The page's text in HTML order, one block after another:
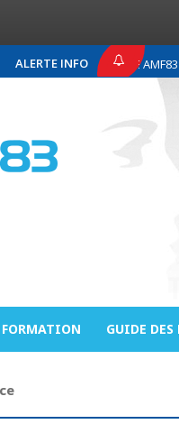
ALERTE INFODE PRESSE AMF83
FORMATION GUIDE DES